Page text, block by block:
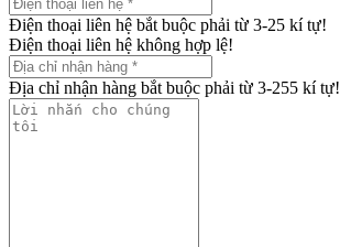
Điện thoại liên hệ bắt buộc phải từ 3-25 kí tự!
Điện thoại liên hệ không hợp lệ!
Địa chỉ nhận hàng bắt buộc phải từ 3-255 kí tự!